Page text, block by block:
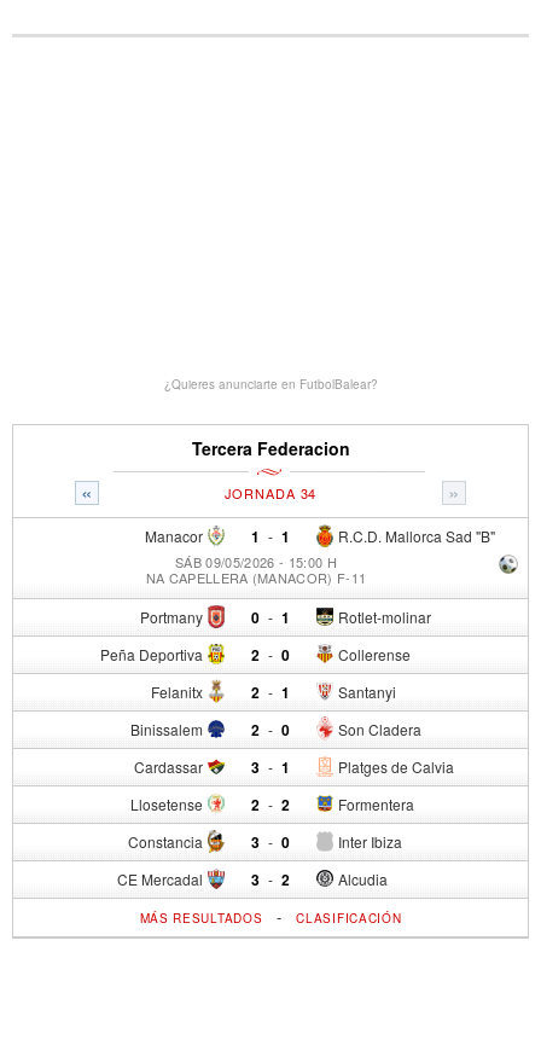
¿Quieres anunciarte en FutbolBalear?
Tercera Federacion
« »
JORNADA 34
Manacor 1 - R.C.D. Mallorca Sad "B"
1
SÁB 09/05/2026 - 15:00 H
NA CAPELLERA (MANACOR) F-11
Portmany 0 - Rotlet-molinar
1
Peña Deportiva 2 - Collerense
0
Felanitx 2 - Santanyi
1
Binissalem 2 - Son Cladera
0
Cardassar 3 - Platges de Calvia
1
Llosetense 2 - Formentera
2
Constancia 3 - Inter Ibiza
0
CE Mercadal 3 - Alcudia
2
MÁS RESULTADOS -CLASIFICACIÓN